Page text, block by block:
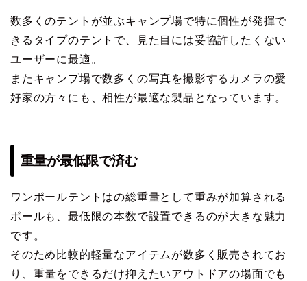
数多くのテントが並ぶキャンプ場で特に個性が発揮で
きるタイプのテントで、見た目には妥協許したくない
ユーザーに最適。
またキャンプ場で数多くの写真を撮影するカメラの愛
好家の方々にも、相性が最適な製品となっています。
重量が最低限で済む
ワンポールテントはの総重量として重みが加算される
ポールも、最低限の本数で設置できるのが大きな魅力
です。
そのため比較的軽量なアイテムが数多く販売されてお
り、重量をできるだけ抑えたいアウトドアの場面でも